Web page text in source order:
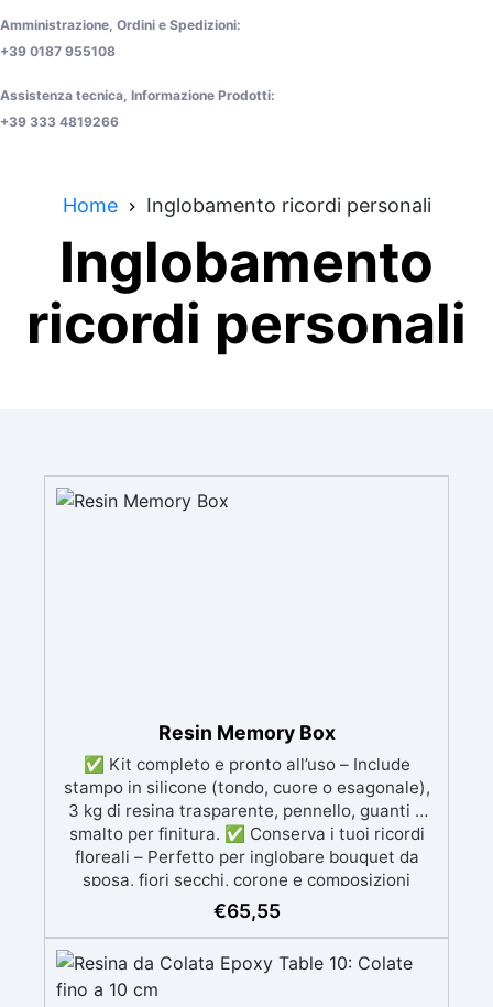
Amministrazione, Ordini e Spedizioni:
+39 0187 955108
Assistenza tecnica, Informazione Prodotti:
+39 333 4819266
Home Inglobamento ricordi personali
Inglobamento
ricordi personali
Resin Memory Box
✅ Kit completo e pronto all’uso – Include
stampo in silicone (tondo, cuore o esagonale),
3 kg di resina trasparente, pennello, guanti e
smalto per finitura. ✅ Conserva i tuoi ricordi
floreali – Perfetto per inglobare bouquet da
sposa, fiori secchi, corone e composizioni
artistiche. ✅ Trasparenza cristallina e
durevole – Resina epossidica anti-ingiallimento,
ideale per inglobamenti profondi e limpidi. ✅
Facile anche per principianti – Istruzioni
dettagliate passo-passo e tecnica guidata per
€65,55